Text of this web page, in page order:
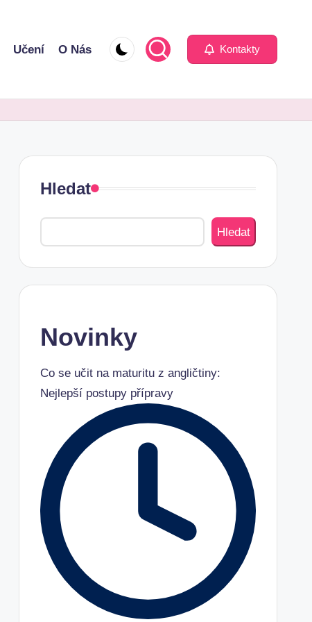
Učení O Nás Kontakty
Hledat
Hledat
Novinky
Co se učit na maturitu z angličtiny:
Nejlepší postupy přípravy